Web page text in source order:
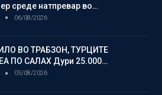
среде натпревар во…
06/08/2026
ВО ТРАБЗОН, ТУРЦИТЕ
ПО САЛАХ Дури 25.000…
05/08/2026